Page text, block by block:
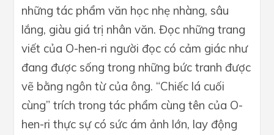
những tác phẩm văn học nhẹ nhàng, sâu
lắng, giàu giá trị nhân văn. Đọc những trang
viết của O-hen-ri người đọc có cảm giác như
đang được sống trong những bức tranh được
vẽ bằng ngôn từ của ông. “Chiếc lá cuối
cùng” trích trong tác phẩm cùng tên của O-
hen-ri thực sự có sức ám ảnh lớn, lay động